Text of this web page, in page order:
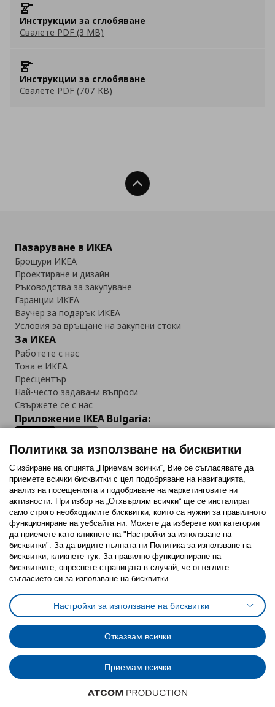
Инструкции за сглобяване
Свалете PDF (3 MB)
Инструкции за сглобяване
Свалете PDF (707 KB)
Нагоре
Пазаруване в ИКЕА
Брошури ИКЕА
Проектиране и дизайн
Ръководства за закупуване
Гаранции ИКЕА
Ваучер за подарък ИКЕА
Условия за връщане на закупени стоки
За ИКЕА
Работете с нас
Това е ИКЕА
Пресцентър
Най-често задавани въпроси
Свържете се с нас
Приложение IKEA Bulgaria:
Последвайте ни:
FacebookTwitterYoutubePinterestInstagram
Политика за използване на бисквитки (Cookies)
Избор на настройки за използване на бисквитки
Условия за ползване на ikea.bgОбща политика за личните данни
Политика за защита на личните данни на ikea.bg
Общи условия на програма IKEA Family
Политика за защита на лични данни на програма IKEA Family
© Inter-IKEA Systems B.V. 1999 - 2025
Политика за използване на бисквитки
С избиране на опцията „Приемам всички“, Вие се съгласявате да
приемете всички бисквитки с цел подобряване на навигацията,
анализ на посещенията и подобряване на маркетинговите ни
активности. При избор на „Отхвърлям всички“ ще се инсталират
само строго необходимитe бисквитки, които са нужни за правилното
функциониране на уебсайта ни. Можете да изберете кои категории
да приемете като кликнете на "Настройки за използване на
бисквитки". За да видите пълната ни Политика за използване на
бисквитки, кликнете тук. За правилно функциониране на
бисквитките, опреснете страницата в случай, че оттеглите
съгласието си за използване на бисквитки.
Настройки за използване на бисквитки
Отказвам всички
Приемам всички